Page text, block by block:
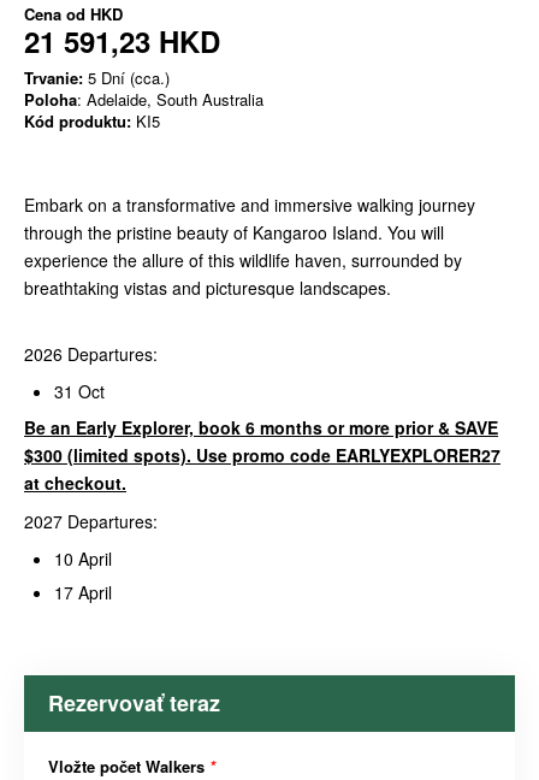
Cena od HKD
21 591,23 HKD
Trvanie: 5 Dní (cca.)
Poloha: Adelaide, South Australia
Kód produktu: KI5
Embark on a transformative and immersive walking journey
through the pristine beauty of Kangaroo Island. You will
experience the allure of this wildlife haven, surrounded by
breathtaking vistas and picturesque landscapes.
2026 Departures:
31 Oct
Be an Early Explorer, book 6 months or more prior & SAVE
$300 (limited spots). Use promo code EARLYEXPLORER27
at checkout.
2027 Departures:
10 April
17 April
Rezervovať teraz
Vložte počet Walkers *